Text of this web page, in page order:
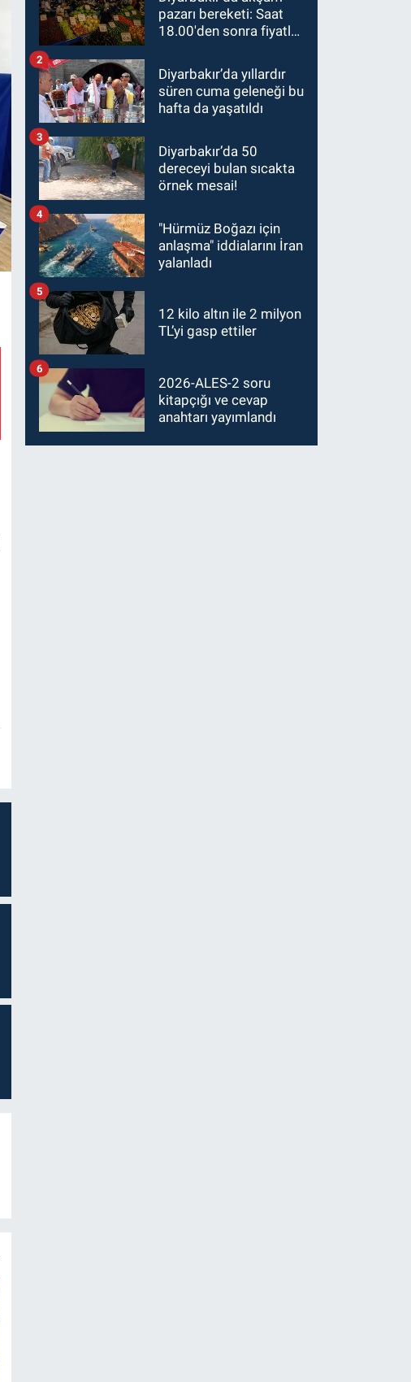
pazarı bereketi: Saat
18.00'den sonra fiyatlar
Diyarbakır’da yıllardır
süren cuma geleneği bu
hafta da yaşatıldı
2
Diyarbakır’da 50
dereceyi bulan sıcakta
örnek mesai!
3
"Hürmüz Boğazı için
anlaşma" iddialarını İran
yalanladı
4
12 kilo altın ile 2 milyon
TL’yi gasp ettiler
5
2026-ALES-2 soru
kitapçığı ve cevap
anahtarı yayımlandı
6